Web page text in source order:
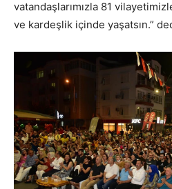
vatandaşlarımızla 81
ve kardeşlik içinde yaşatsın.”